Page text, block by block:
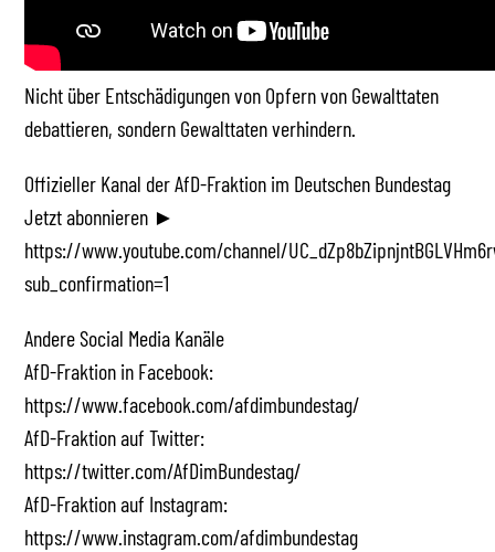
Nicht über Entschädigungen von Opfern von Gewalttaten
debattieren, sondern Gewalttaten verhindern.
Offizieller Kanal der AfD-Fraktion im Deutschen Bundestag
Jetzt abonnieren ►
https://www.youtube.com/channel/
sub_confirmation=1
Andere Social Media Kanäle
AfD-Fraktion in Facebook:
https://www.facebook.com/afdimbundestag/
AfD-Fraktion auf Twitter:
https://twitter.com/AfDimBundestag/
AfD-Fraktion auf Instagram:
https://www.instagram.com/afdimbundestag